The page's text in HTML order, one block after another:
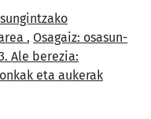
, Osagaiz: osasun-
Ale berezia:
eta aukerak